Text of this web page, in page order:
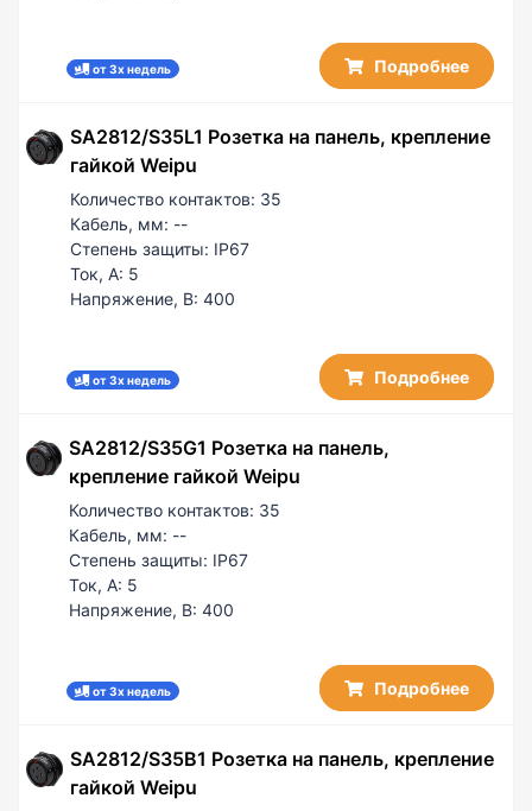
от 3х недель Подробнее
SA2812/S35L1 Розетка на панель, крепление
гайкой Weipu
Количество контактов: 35
Кабель, мм: --
Степень защиты: IP67
Ток, А: 5
Напряжение, В: 400
от 3х недель Подробнее
SA2812/S35G1 Розетка на панель,
крепление гайкой Weipu
Количество контактов: 35
Кабель, мм: --
Степень защиты: IP67
Ток, А: 5
Напряжение, В:400
от 3х недель Подробнее
SA2812/S35B1 Розетка на панель, крепление
гайкой Weipu